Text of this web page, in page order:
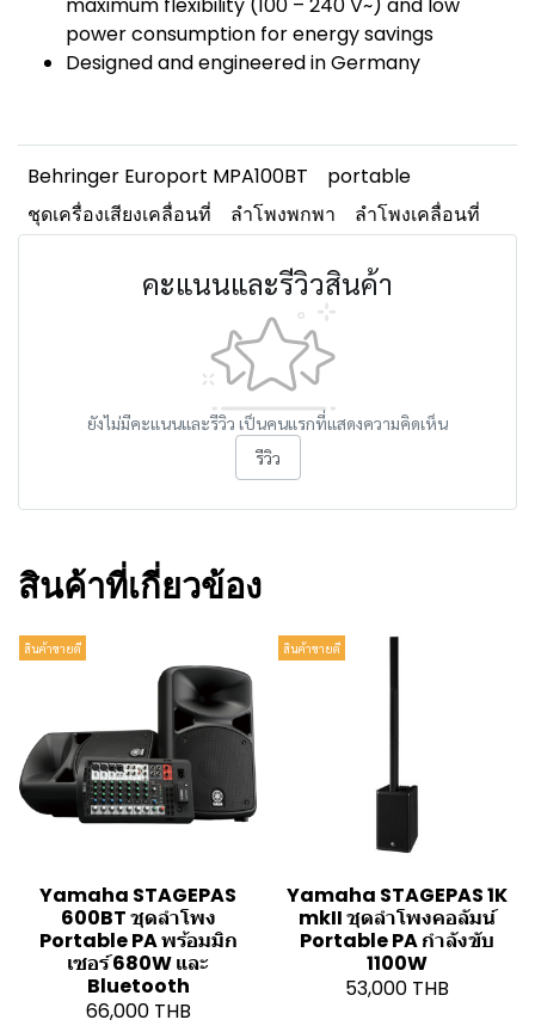
power consumption for energy savings
Designed and engineered in Germany
Behringer Europort MPA100BT
portable
ชุดเครื่องเสียงเคลื่อนที่
ลำโพงพกพา ลำโพงเคลื่อนที่
คะแนนและรีวิวสินค้า
ยังไม่มีคะแนนและรีวิว เป็นคนแรกที่แสดงความคิดเห็น
รีวิว
สินค้าที่เกี่ยวข้อง
สินค้าขายดี
Yamaha STAGEPAS
600BT ชุดลำโพง
Portable PA พร้อมมิก
เซอร์ 680W และ
Bluetooth
66,000 THB
สินค้าขายดี
Yamaha STAGEPAS 1K
mkII ชุดลำโพงคอลัมน์
Portable PA กำลังขับ
1100W
53,000 THB